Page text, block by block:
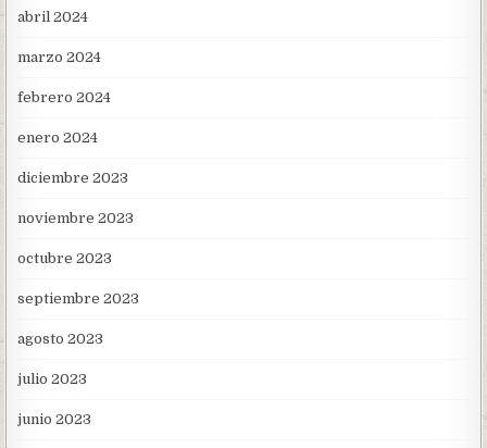
abril 2024
marzo 2024
febrero 2024
enero 2024
diciembre 2023
noviembre 2023
octubre 2023
septiembre 2023
agosto 2023
julio 2023
junio 2023